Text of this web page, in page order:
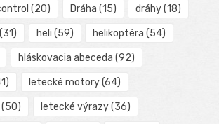
(20) Dráha (15) dráhy(18)
(31) heli (59) helikoptéra (54)
hláskovacia abeceda (92)
letecké motory(64)
(50) letecké výrazy(36)